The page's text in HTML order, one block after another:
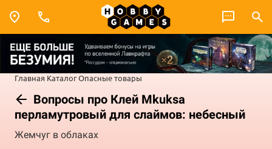
Главная КаталогОпасные товары
Вопросы про Клей Mkuksa
перламутровый для слаймов: небесный
Жемчуг в облаках